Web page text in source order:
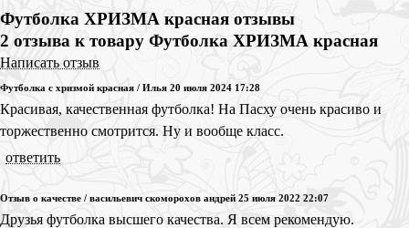
Футболка ХРИЗМА красная отзывы
2 отзыва к товару Футболка ХРИЗМА красная
Написать отзыв
Футболка с хризмой красная / Илья 20 июля 2024 17:28
Красивая, качественная футболка! На Пасху очень красиво и
торжественно смотрится. Ну и вообще класс.
ответить
Отзыв о качестве / васильевич скоморохов андрей 25 июля 2022 22:07
Друзья футболка высшего качества. Я всем рекомендую.